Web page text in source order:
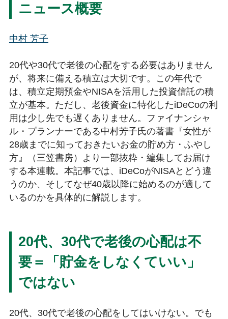
ニュース概要
中村 芳子
20代や30代で老後の心配をする必要はありません
が、将来に備える積立は大切です。この年代で
は、積立定期預金やNISAを活用した投資信託の積
立が基本。ただし、老後資金に特化したiDeCoの利
用は少し先でも遅くありません。ファイナンシャ
ル・プランナーである中村芳子氏の著書『女性が
28歳までに知っておきたいお金の貯め方・ふやし
方』（三笠書房）より一部抜粋・編集してお届け
する本連載。本記事では、iDeCoがNISAとどう違
うのか、そしてなぜ40歳以降に始めるのが適して
いるのかを具体的に解説します。
20代、30代で老後の心配は不
要＝「貯金をしなくていい」
ではない
20代、30代で老後の心配をしてはいけない。でも